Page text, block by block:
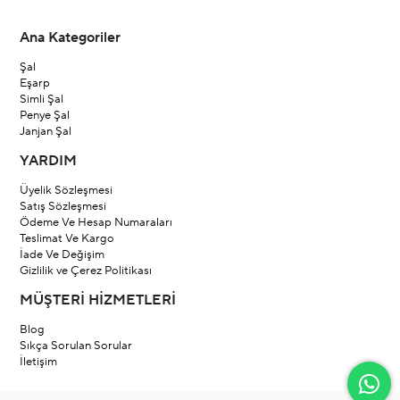
Ana Kategoriler
Şal
Eşarp
Simli Şal
Penye Şal
Janjan Şal
YARDIM
Üyelik Sözleşmesi
Satış Sözleşmesi
Ödeme Ve Hesap Numaraları
Teslimat Ve Kargo
İade Ve Değişim
Gizlilik ve Çerez Politikası
MÜŞTERİ HİZMETLERİ
Blog
Sıkça Sorulan Sorular
İletişim